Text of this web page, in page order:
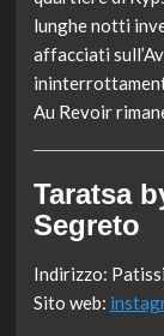
lunghe notti
affacciati
Au Revoir
Taratsa
Segreto
Indirizzo:
Sito web: